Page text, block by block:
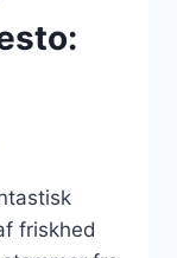
friskhed